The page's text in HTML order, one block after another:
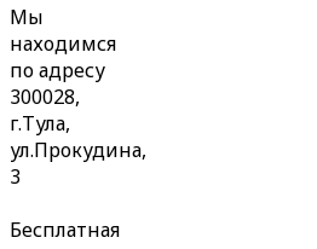
Мы
находимся
по адресу
300028,
г.Тула,
ул.Прокудина,
3
Бесплатная